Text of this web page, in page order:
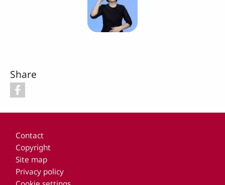
Share
Contact
Copyright
Site map
Privacy policy